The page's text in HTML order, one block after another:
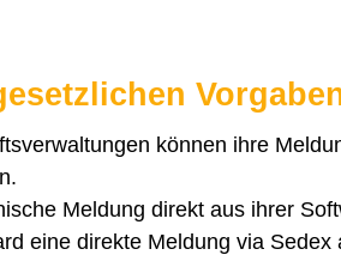
können ihre
Meldung direkt aus ihrer
eine direkte Meldung via